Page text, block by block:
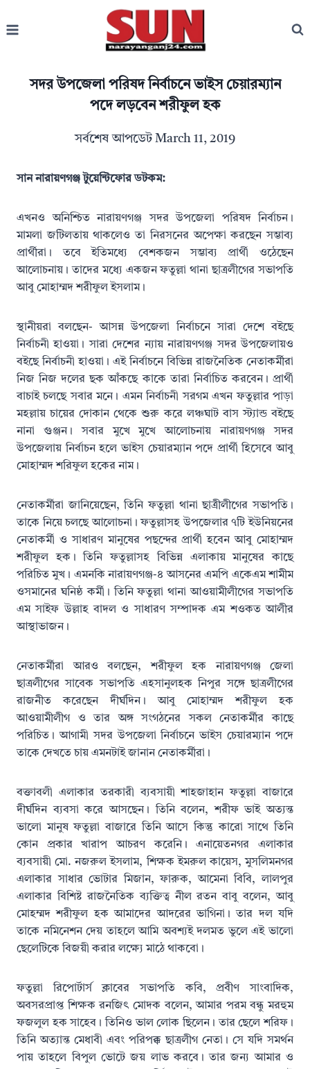
to
সদর উপজেলা পরিষদ নির্বাচনে ভাইস চেয়ারম্যান
পদে লড়বেন শরীফুল হক
সর্বশেষ আপডেট March 11, 2019
সান নারায়ণগঞ্জ টুয়েন্টিফোর ডটকম:
এখনও অনিশ্চিত নারায়ণগঞ্জ সদর উপজেলা পরিষদ নির্বাচন।
মামলা জটিলতায় থাকলেও তা নিরসনের অপেক্ষা করছেন সম্ভাব্য
প্রার্থীরা। তবে ইতিমধ্যে বেশকজন সম্ভাব্য প্রার্থী ওঠেছেন
আলোচনায়। তাদের মধ্যে একজন ফতুল্লা থানা ছাত্রলীগের সভাপতি
আবু মোহাম্মদ শরীফুল ইসলাম।
স্থানীয়রা বলছেন- আসন্ন উপজেলা নির্বাচনে সারা দেশে বইছে
নির্বাচনী হাওয়া। সারা দেশের ন্যায় নারায়ণগঞ্জ সদর উপজেলায়ও
বইছে নির্বাচনী হাওয়া। এই নির্বাচনে বিভিন্ন রাজনৈতিক নেতাকর্মীরা
নিজ নিজ দলের ছক আঁকছে কাকে তারা নির্বাচিত করবেন। প্রার্থী
বাচাই চলছে সবার মনে। এমন নির্বাচনী সরগম এখন ফতুল্লার পাড়া
মহল্লায় চায়ের দোকান থেকে শুরু করে লঞ্চঘাট বাস স্ট্যান্ড বইছে
নানা গুঞ্জন। সবার মুখে মুখে আলোচনায় নারায়ণগঞ্জ সদর
উপজেলায় নির্বাচন হলে ভাইস চেয়ারম্যান পদে প্রার্থী হিসেবে আবু
মোহাম্মদ শরিফুল হকের নাম।
নেতাকর্মীরা জানিয়েছেন, তিনি ফতুল্লা থানা ছাত্রীলীগের সভাপতি।
তাকে নিয়ে চলছে আলোচনা। ফতুল্লাসহ উপজেলার ৭টি ইউনিয়নের
নেতাকর্মী ও সাধারণ মানুষের পছন্দের প্রার্থী হবেন আবু মোহাম্মদ
শরীফুল হক। তিনি ফতুল্লাসহ বিভিন্ন এলাকায় মানুষের কাছে
পরিচিত মুখ। এমনকি নারায়ণগঞ্জ-৪ আসনের এমপি একেএম শামীম
ওসমানের ঘনিষ্ঠ কর্মী। তিনি ফতুল্লা থানা আওয়ামীলীগের সভাপতি
এম সাইফ উল্লাহ বাদল ও সাধারণ সম্পাদক এম শওকত আলীর
আস্থাভাজন।
নেতাকর্মীরা আরও বলছেন, শরীফুল হক নারায়ণগঞ্জ জেলা
ছাত্রলীগের সাবেক সভাপতি এহসানুলহক নিপুর সঙ্গে ছাত্রলীগের
রাজনীত করেছেন দীর্ঘদিন। আবু মোহাম্মদ শরীফুল হক
আওয়ামীলীগ ও তার অঙ্গ সংগঠনের সকল নেতাকর্মীর কাছে
পরিচিত। আগামী সদর উপজেলা নির্বাচনে ভাইস চেয়ারম্যান পদে
তাকে দেখতে চায় এমনটাই জানান নেতাকর্মীরা।
বক্তাবলী এলাকার তরকারী ব্যবসায়ী শাহজাহান ফতুল্লা বাজারে
দীর্ঘদিন ব্যবসা করে আসছেন। তিনি বলেন, শরীফ ভাই অত্যন্ত
ভালো মানুষ ফতুল্লা বাজারে তিনি আসে কিন্তু কারো সাথে তিনি
কোন প্রকার খারাপ আচরণ করেনি। এনায়েতনগর এলাকার
ব্যবসায়ী মো. নজরুল ইসলাম, শিক্ষক ইমরুল কায়েস, মুসলিমনগর
এলাকার সাধার ভোটার মিজান, ফারুক, আমেনা বিবি, লালপুর
এলাকার বিশিষ্ট রাজনৈতিক ব্যক্তিত্ব নীল রতন বাবু বলেন, আবু
মোহম্মদ শরীফুল হক আমাদের আদরের ভাগিনা। তার দল যদি
তাকে নমিনেশন দেয় তাহলে আমি অবশ্যই দলমত ভুলে এই ভালো
ছেলেটিকে বিজয়ী করার লক্ষ্যে মাঠে থাকবো।
ফতুল্লা রিপোর্টার্স ক্লাবের সভাপতি কবি, প্রবীণ সাংবাদিক,
অবসরপ্রাপ্ত শিক্ষক রনজিৎ মোদক বলেন, আমার পরম বন্ধু মরহুম
ফজলুল হক সাহেব। তিনিও ভাল লোক ছিলেন। তার ছেলে শরিফ।
তিনি অত্যান্ত মেধাবী এবং পরিপক্ক ছাত্রলীগ নেতা। সে যদি সমর্থন
পায় তাহলে বিপুল ভোটে জয় লাভ করবে। তার জন্য আমার ও